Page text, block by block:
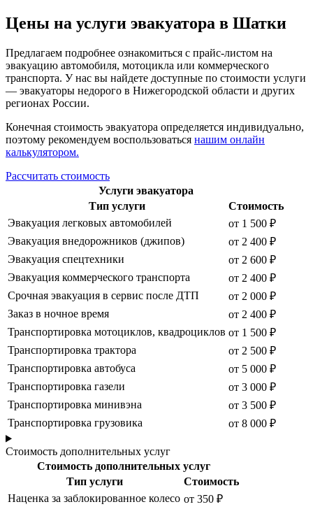
Цены на услуги эвакуатора в Шатки
Предлагаем подробнее ознакомиться с прайс-листом на
эвакуацию автомобиля, мотоцикла или коммерческого
транспорта. У нас вы найдете доступные по стоимости услуги
— эвакуаторы недорого в Нижегородской области и других
регионах России.
Конечная стоимость эвакуатора определяется индивидуально,
поэтому рекомендуем воспользоваться нашим онлайн
калькулятором.
Рассчитать стоимость
Услуги эвакуатора
Тип услуги
Стоимость
Эвакуация легковых автомобилей
от 1 500 ₽
Эвакуация внедорожников (джипов)
от 2 400 ₽
Эвакуация спецтехники
от 2 600 ₽
Эвакуация коммерческого транспорта
от 2 400 ₽
Срочная эвакуация в сервис после ДТП
от 2 000 ₽
Заказ в ночное время
от 2 400 ₽
Транспортировка мотоциклов, квадроциклов от 1 500 ₽
Транспортировка трактора
от 2 500 ₽
Транспортировка автобуса
от 5 000 ₽
Транспортировка газели
от 3 000 ₽
Транспортировка минивэна
от 3 500 ₽
Транспортировка грузовика
от 8 000 ₽
Стоимость дополнительных услуг
Стоимость дополнительных услуг
Тип услуги
Стоимость
Наценка за заблокированное колесо от 350 ₽